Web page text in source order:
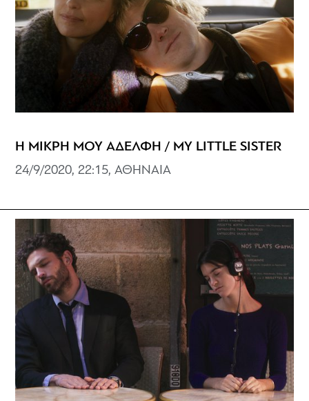
Η ΜΙΚΡΗ ΜΟΥ ΑΔΕΛΦΗ / MY LITTLE SISTER
24/9/2020, 22:15, ΑΘΗΝΑΙΑ